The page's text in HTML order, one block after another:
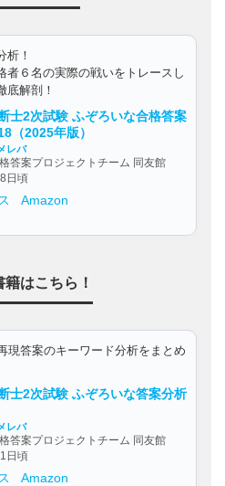
析！
者６名の実際の戦いをトレースし
底解剖！
士2次試験 ふぞろいな合格答案
（2025年版）
レバ
答案プロジェクトチーム 同友館
日頃
Amazon
はこちら！
現答案のキーワード分析をまとめ
士2次試験 ふぞろいな答案分析
レバ
答案プロジェクトチーム 同友館
日頃
Amazon